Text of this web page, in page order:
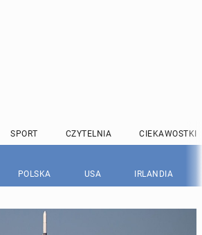
SPORT CZYTELNIA CIEKAWOSTKI
POLSKA USA IRLANDIA